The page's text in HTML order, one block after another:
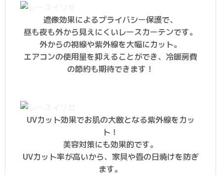
遮像効果によるプライバシー保護で、
昼も夜も外から見えにくいレースカーテンです。
外からの視線や紫外線を大幅にカット。
エアコンの使用量を抑えることができ、冷暖房費
の節約も期待できます！
UVカット効果でお肌の大敵となる紫外線をカッ
ト！
美容対策にも効果的です。
UVカット率が高いから、家具や畳の日焼けを防ぎ
ます。